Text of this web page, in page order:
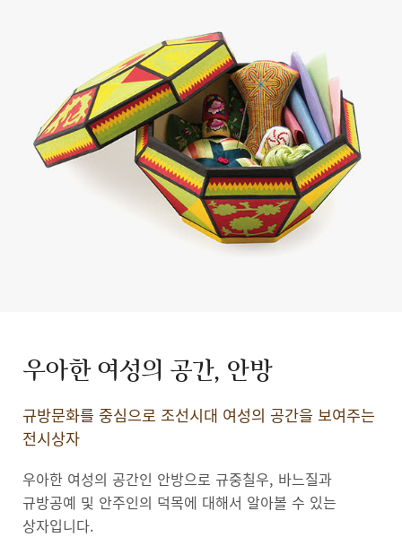
우아한 여성의 공간, 안방
규방문화를 중심으로 조선시대 여성의 공간을 보여주는
전시상자
우아한 여성의 공간인 안방으로 규중칠우, 바느질과
규방공예 및 안주인의 덕목에 대해서 알아볼 수 있는
상자입니다.